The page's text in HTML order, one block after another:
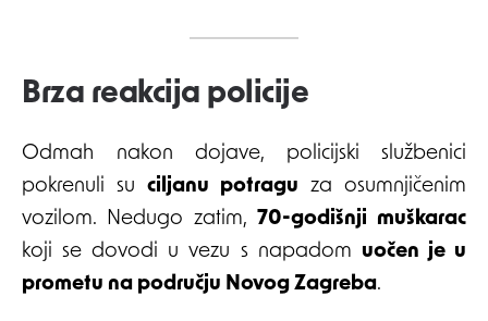
Brza reakcija policije
Odmah nakon dojave, policijski službenici
pokrenuli su ciljanu potragu za osumnjičenim
vozilom. Nedugo zatim, 70-godišnji muškarac
koji se dovodi u vezu s napadom uočen je u
prometu na području Novog Zagreba.